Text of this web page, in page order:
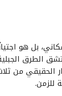
بل هو
الطرق
الحقيقي من
للزمن.